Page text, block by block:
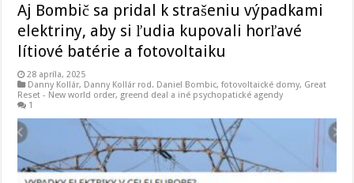
Aj Bombič sa pridal k strašeniu výpadkami
elektriny, aby si ľudia kupovali horľavé
lítiové batérie a fotovoltaiku
28 apríla, 2025
Danny Kollár, Danny Kollár rod. Daniel Bombic,fotovoltaické domy, Great
Reset - New world order, greend deal a iné psychopatické agendy
1